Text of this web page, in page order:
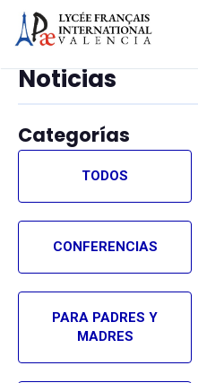
Noticias
Categorías
TODOS
CONFERENCIAS
PARA PADRES Y
MADRES